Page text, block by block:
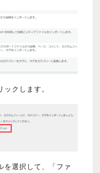
クします。
を選択して、「ファ